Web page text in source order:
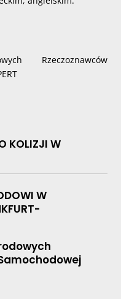
Rzeczoznawców
KOLIZJI W
W